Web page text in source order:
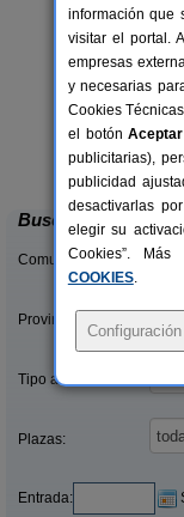
Buscar
Comunidades:
Provincias/Islas:
Tipo alquiler:
Plazas:
Entrada:
información que
visitar el portal.
empresas
y necesarias
Cookies
el botónAceptar
publicitarias),
publicidad
desactivarlas
elegir su
Cookies”.
COOKIES.